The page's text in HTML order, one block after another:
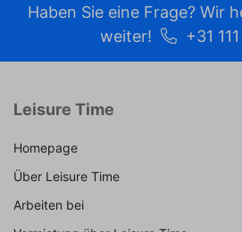
Haben Sie eine Frage? Wir
weiter!
+31
Leisure Time
Homepage
Über Leisure Time
Arbeiten bei